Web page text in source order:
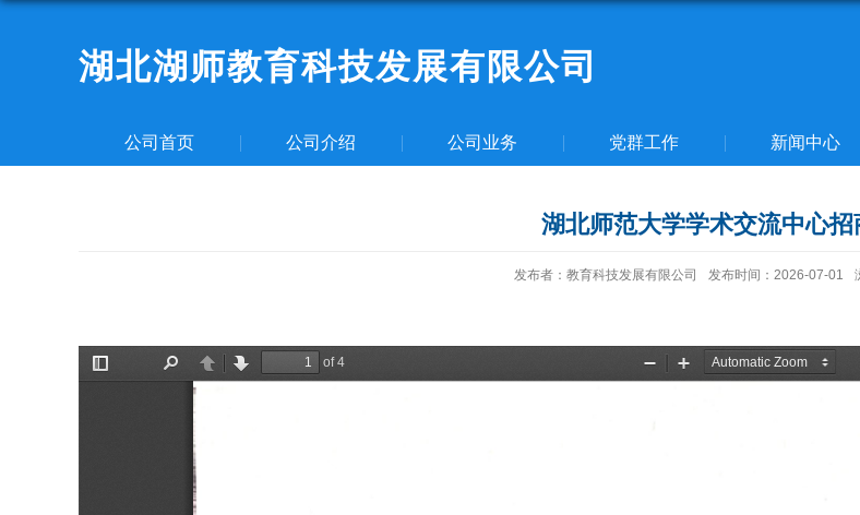
湖北湖师教育科技发展有限公司
公司首页 公司介绍 公司业务 党群工作 新闻中心
湖北师范大学学术交流中心招
发布者：教育科技发展有限公司 发布时间：2026-07-01